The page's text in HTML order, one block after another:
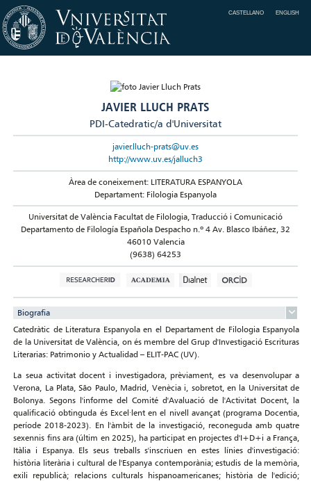
CASTELLANO ENGLISH
JAVIER LLUCH PRATS
PDI-Catedratic/a d'Universitat
javier.lluch-prats@uv.es
http://www.uv.es/jalluch3
Àrea de coneixement: LITERATURA ESPANYOLA
Departament: Filologia Espanyola
Universitat de València Facultat de Filologia, Traducció i Comunicació
Departamento de Filología Española Despacho n.º 4 Av. Blasco Ibáñez, 32
46010 Valencia
(9638) 64253
Biografia
Catedràtic de Literatura Espanyola en el Departament de Filologia Espanyola
de la Universitat de València, on és membre del Grup d'Investigació Escrituras
Literarias: Patrimonio y Actualidad – ELIT-PAC (UV).
La seua activitat docent i investigadora, prèviament, es va desenvolupar a
Verona, La Plata, São Paulo, Madrid, Venècia i, sobretot, en la Universitat de
Bolonya. Segons l'informe del Comité d'Avaluació de l'Activitat Docent, la
qualificació obtinguda és Excel·lent en el nivell avançat (programa Docentia,
període 2018-2023). En l'àmbit de la investigació, reconeguda amb quatre
sexennis fins ara (últim en 2025), ha participat en projectes d'I+D+i a França,
Itàlia i Espanya. Els seus treballs s'inscriuen en estes línies d'investigació:
història literària i cultural de l'Espanya contemporània; estudis de la memòria,
exili republicà; relacions culturals hispanoamericanes; història de l'edició;